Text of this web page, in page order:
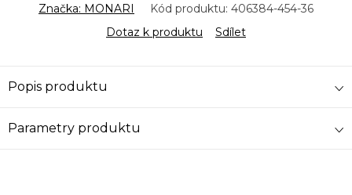
Značka: MONARI Kód produktu: 406384-454-36
Dotaz k produktu
Sdílet
Popis produktu
Parametry produktu